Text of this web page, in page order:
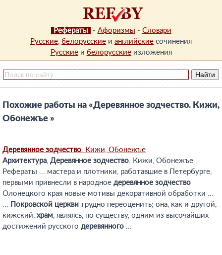
Рефераты - Афоризмы - Словари
Русские, белорусские и английские сочинения
Русскиеи белорусскиеизложения
Похожие работы на «Деревянное зодчество. Кижи,
Обонежъе »
Деревянное зодчество. Кижи, Обонежъе
Архитектура, Деревянное зодчество. Кижи, Обонежъе ,
Рефераты ... мастера и плотники, работавшие в Петербурге,
первыми привнесли в народное деревянное зодчество
Олонецкого края новые мотивы декоративной обработки ...
...
Покровской церкви трудно переоценить; она, как и другой,
кижский, храм, являясь, по существу, одним из высочайших
достижений русского деревянного ...